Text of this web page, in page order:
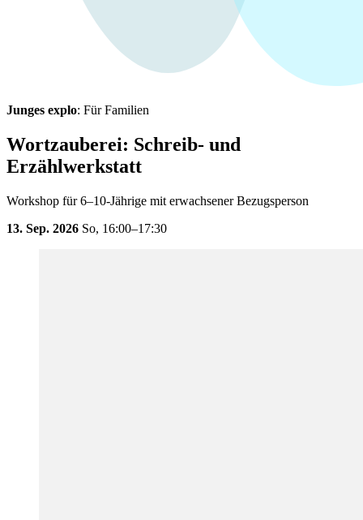
Junges explo: Für Familien
Wortzauberei: Schreib- und
Erzählwerkstatt
Workshop für 6–10-Jährige mit erwachsener Bezugsperson
13. Sep. 2026 So, 16:00–17:30